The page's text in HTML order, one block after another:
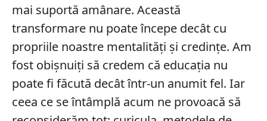
mai suportă amânare. Această
transformare nu poate începe decât cu
propriile noastre mentalități și credințe. Am
fost obișnuiți să credem că educația nu
poate fi făcută decât într-un anumit fel. Iar
ceea ce se întâmplă acum ne provoacă să